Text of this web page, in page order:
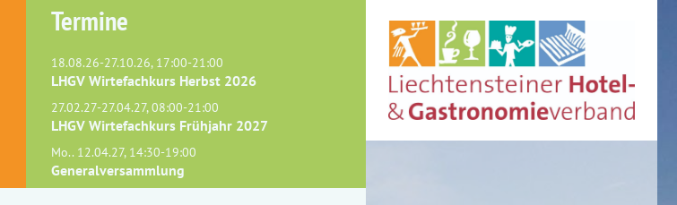
Termine
18.08.26-27.10.26, 17:00-21:00
LHGV Wirtefachkurs Herbst 2026
27.02.27-27.04.27, 08:00-21:00
LHGV Wirtefachkurs Frühjahr 2027
Mo.. 12.04.27, 14:30-19:00
Generalversammlung